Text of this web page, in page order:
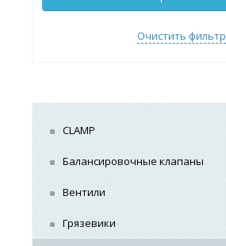
Очистить фильтр
CLAMP
Балансировочные клапаны
Вентили
Грязевики